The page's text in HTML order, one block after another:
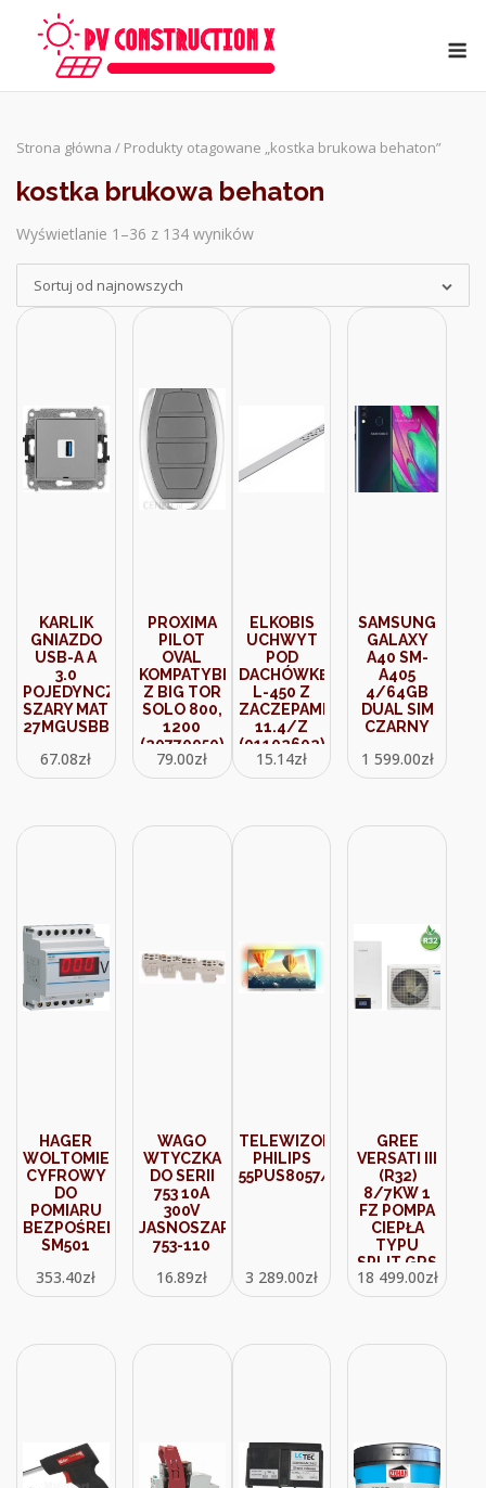
Strona główna / Produkty otagowane „kostka brukowa behaton”
kostka brukowa behaton
Wyświetlanie 1–36 z 134 wyników
latest
Sortuj od najnowszych
KARLIK
GNIAZDO
USB-A A
3.0
POJEDYNCZE
SZARY MAT
27MGUSBBO5
67.08zł
PROXIMA
PILOT
OVAL
KOMPATYBILNY
Z BIG TOR
SOLO 800,
1200
(20770950)
79.00zł
ELKOBIS
UCHWYT
POD
DACHÓWKĘ
L-450 Z
ZACZEPAMIEPEM
11.4/Z
(91102602)
15.14zł
SAMSUNG
GALAXY
A40 SM-
A405
4/64GB
DUAL SIM
CZARNY
1 599.00zł
HAGER
WOLTOMIERZ
CYFROWY
DO
POMIARU
BEZPOŚREDNIEGO
SM501
353.40zł
WAGO
WTYCZKA
DO SERII
753 10A
300V
JASNOSZARA
753-110
16.89zł
TELEWIZOR
PHILIPS
55PUS8057/12
3 289.00zł
GREE
VERSATI III
(R32)
8/7KW 1
FZ POMPA
CIEPŁA
TYPU
SPLIT GRS
CQ8.0PD/NHH
E
18 499.00zł